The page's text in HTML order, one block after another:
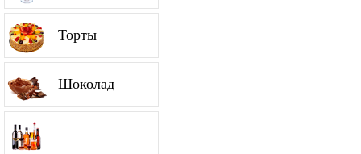
Торты
Шоколад